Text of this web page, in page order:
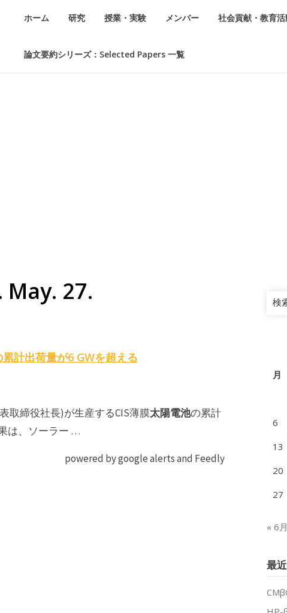
ホーム 研究 授業・実験 メンバー 社会貢献・教育活
論文要約シリーズ：Selected Papers 一覧
May. 27.
累計出荷量が6 GWを超える
取締役社長)が生産するCIS薄膜太陽電池の累計
は、ソーラー …
powered by google alerts and Feedly
検
索:
月
6
13
20
27
« 6月
最